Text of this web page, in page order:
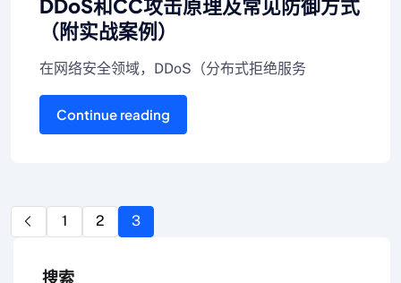
DDoS和CC攻击原理及常见防御方式
（附实战案例）
在网络安全领域，DDoS（分布式拒绝服务
Continue reading
1 2 3
搜索